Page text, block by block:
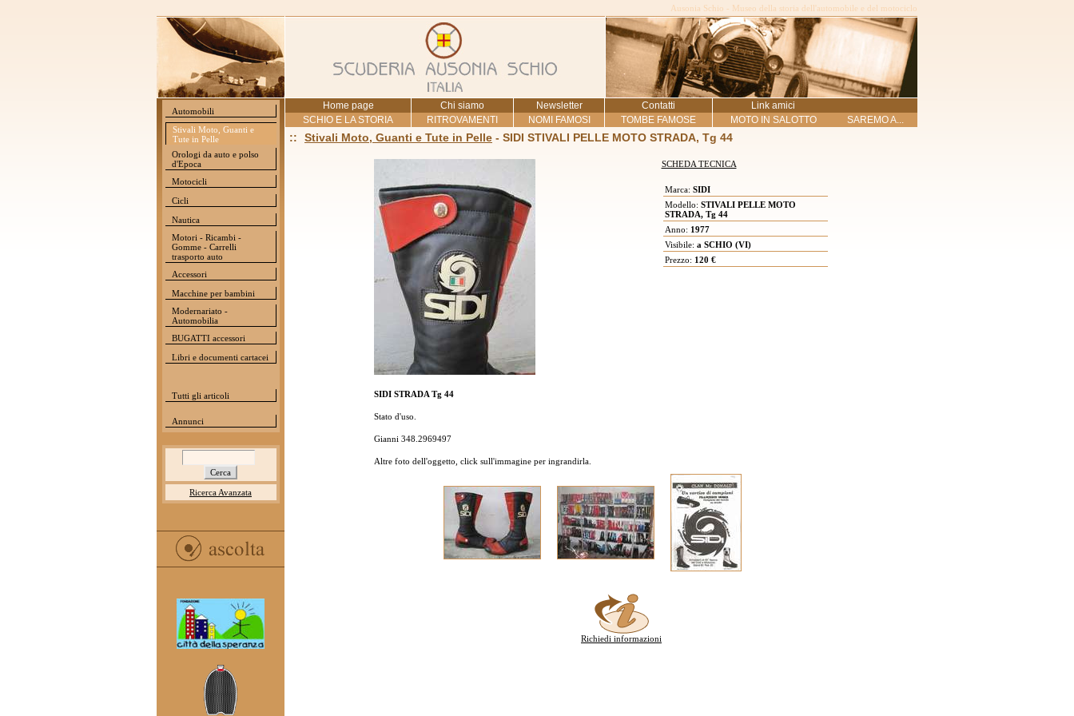
Ausonia Schio - Museo della storia dell'automobile e del motociclo
Automobili
Stivali Moto, Guanti e
Tute in Pelle
Orologi da auto e polso
d'Epoca
Motocicli
Cicli
Nautica
Motori - Ricambi -
Gomme - Carrelli
trasporto auto
Accessori
Macchine per bambini
Modernariato -
Automobilia
BUGATTI accessori
Libri e documenti cartacei
Tutti gli articoli
Annunci
Ricerca Avanzata
Home page Chi siamo Newsletter Contatti
Link amici
SCHIO E LA STORIA
RITROVAMENTI NOMI FAMOSI TOMBE FAMOSE MOTO IN SALOTTO SAREMO A...
:: Stivali Moto, Guanti e Tute in Pelle - SIDI STIVALI PELLE MOTO STRADA, Tg 44
SCHEDA TECNICA
Marca: SIDI
Modello: STIVALI PELLE MOTO
STRADA, Tg 44
Anno: 1977
Visibile: a SCHIO (VI)
Prezzo: 120 €
SIDI STRADA Tg 44
Stato d'uso.
Gianni 348.2969497
Altre foto dell'oggetto, click sull'immagine per ingrandirla.
Richiedi informazioni